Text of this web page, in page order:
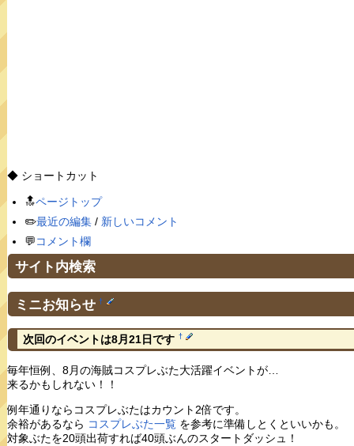
◆ ショートカット
🔝ページトップ
✏️最近の編集/ 新しいコメント
💬コメント欄
サイト内検索
ミニお知らせ †
次回のイベントは8月21日です †
毎年恒例、8月の海賊コスプレぶた大活躍イベントが…
来るかもしれない！！
例年通りならコスプレぶたはカウント2倍です。
余裕があるなら コスプレぶた一覧を参考に準備しとくといいかも。
対象ぶたを20頭出荷すれば40頭ぶんのスタートダッシュ！